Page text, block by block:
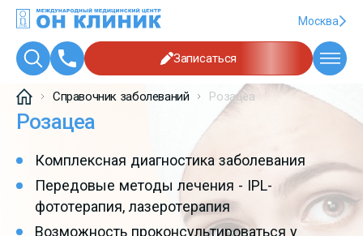
Москва
Записаться
Справочник заболеваний Розацеа
Розацеа
Комплексная диагностика заболевания
Передовые методы лечения - IPL-
фототерапия, лазеротерапия
Возможность проконсультироваться у